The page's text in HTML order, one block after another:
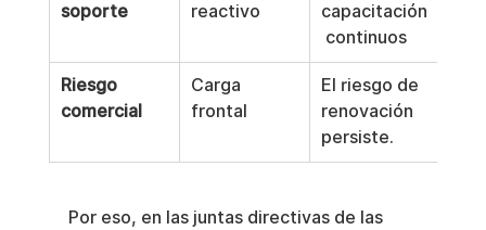
soporte
reactivo
capacitación
continuos
Riesgo
comercial
Carga
frontal
El riesgo de
renovación
persiste.
Por eso, en las juntas directivas de las